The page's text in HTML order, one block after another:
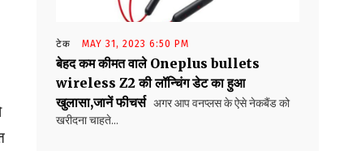
टेक MAY 31, 2023 6:50 PM
बेहद कम कीमत वाले Oneplus bullets
wireless Z2 की लॉन्चिंग डेट का हुआ
खुलासा,जानें फीचर्स अगर आप वनप्लस के ऐसे नेकबैंड को
खरीदना चाहते...